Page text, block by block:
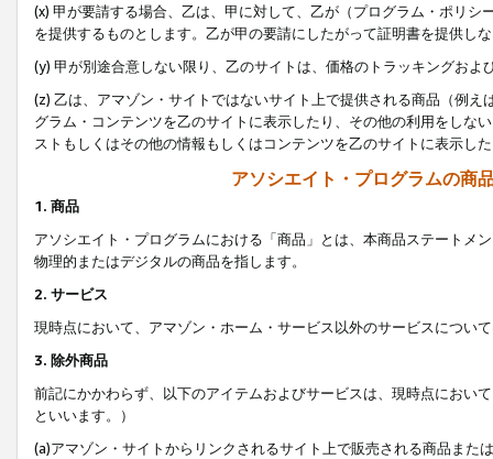
(x) 甲が要請する場合、乙は、甲に対して、乙が（プログラム・ポリ
を提供するものとします。乙が甲の要請にしたがって証明書を提供し
(y) 甲が別途合意しない限り、乙のサイトは、価格のトラッキングお
(z) 乙は、アマゾン・サイトではないサイト上で提供される商品（例
グラム・コンテンツを乙のサイトに表示したり、その他の利用をしな
ストもしくはその他の情報もしくはコンテンツを乙のサイトに表示し
アソシエイト・プログラムの商
1. 商品
アソシエイト・プログラムにおける「商品」とは、本商品ステートメ
物理的またはデジタルの商品を指します。
2. サービス
現時点において、アマゾン・ホーム・サービス以外のサービスについ
3. 除外商品
前記にかかわらず、以下のアイテムおよびサービスは、現時点におい
といいます。）
(a)アマゾン・サイトからリンクされるサイト上で販売される商品ま